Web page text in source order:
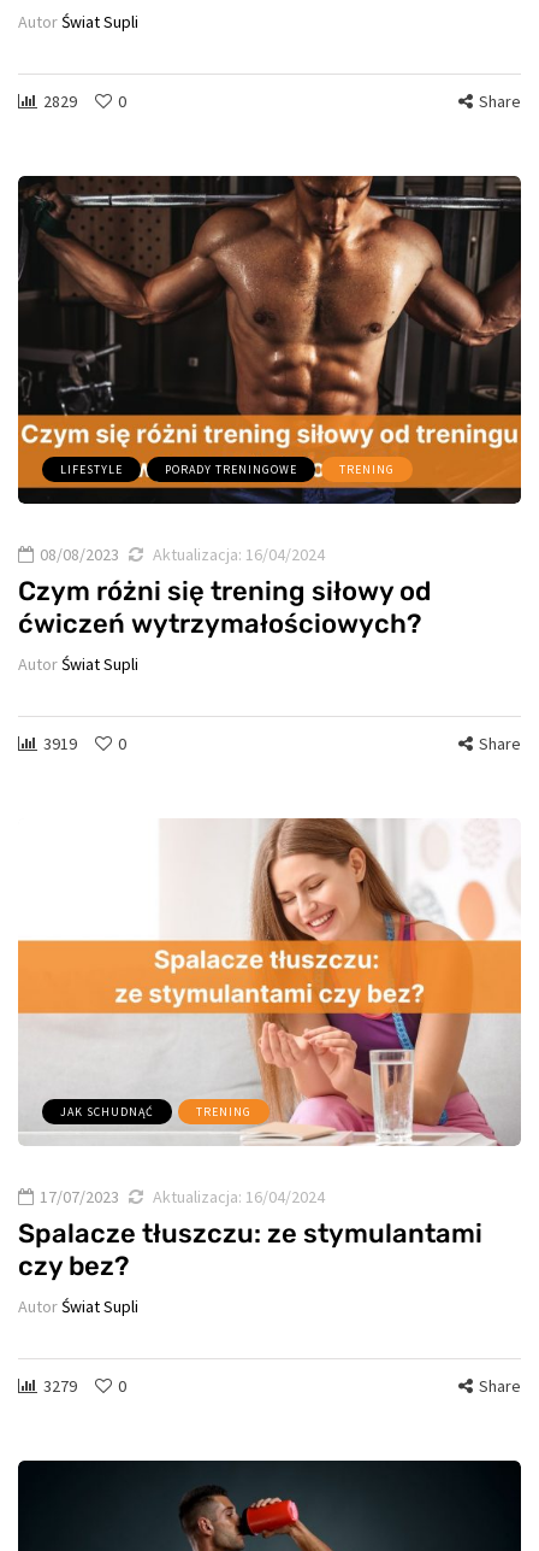
AutorŚwiat Supli
2829 0 Share
LIFESTYLE PORADY TRENINGOWE TRENING
08/08/2023 Aktualizacja: 16/04/2024
Czym różni się trening siłowy od
ćwiczeń wytrzymałościowych?
AutorŚwiat Supli
3919 0 Share
JAK SCHUDNĄĆ TRENING
17/07/2023 Aktualizacja: 16/04/2024
Spalacze tłuszczu: ze stymulantami
czy bez?
AutorŚwiat Supli
3279 0 Share